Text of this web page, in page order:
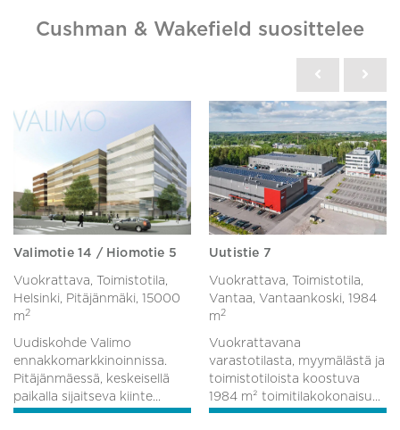
Cushman & Wakefield suosittelee
Valimotie 14 / Hiomotie 5
Vuokrattava, Toimistotila,
Helsinki, Pitäjänmäki, 15000
m 2
Uudiskohde Valimo
ennakkomarkkinoinnissa.
Pitäjänmäessä, keskeisellä
paikalla sijaitseva kiinte...
Uutistie 7
Vuokrattava, Toimistotila,
Vantaa, Vantaankoski, 1984
m 2
Vuokrattavana
varastotilasta, myymälästä ja
toimistotiloista koostuva
1984 m² toimitilakokonaisu...